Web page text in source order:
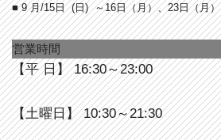
■ 9 月/15日 (日) ～16日（月）、23日（月）
営業時間
【平 日】 16:30～23:00
【土曜日】 10:30～21:30